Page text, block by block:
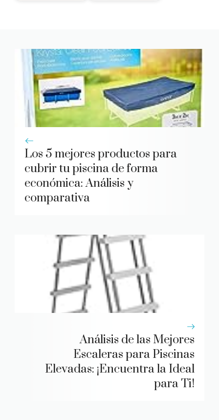
Los 5 mejores productos para
cubrir tu piscina de forma
económica: Análisis y
comparativa
Análisis de las Mejores
Escaleras para Piscinas
Elevadas: ¡Encuentra la Ideal
para Ti!